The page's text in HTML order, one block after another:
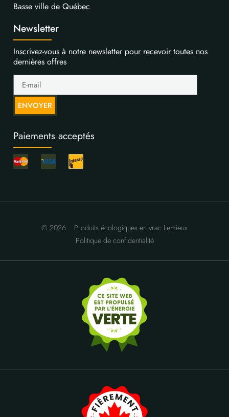
Basse ville de Québec
Newsletter
Inscrivez-vous à notre newsletter pour recevoir toutes nos
dernières offres
ENVOYER
Paiements acceptés
© 2026
Produits écologiques en vrac Lemieux
Politique de confidentialité